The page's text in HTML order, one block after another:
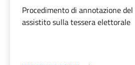
Procedimento di annotazione
assistito sulla tessera elettorale